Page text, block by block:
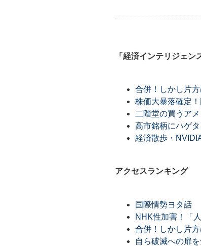
「経済インテリジェン
合併！しかし片
株価大暴落確定
二階堂の買うア
高市銘柄にハゲ
経済散歩・
アクセスランキング
国際情勢ヨタ話
NHK性加害！「
合併！しかし片
自ら破滅への扉